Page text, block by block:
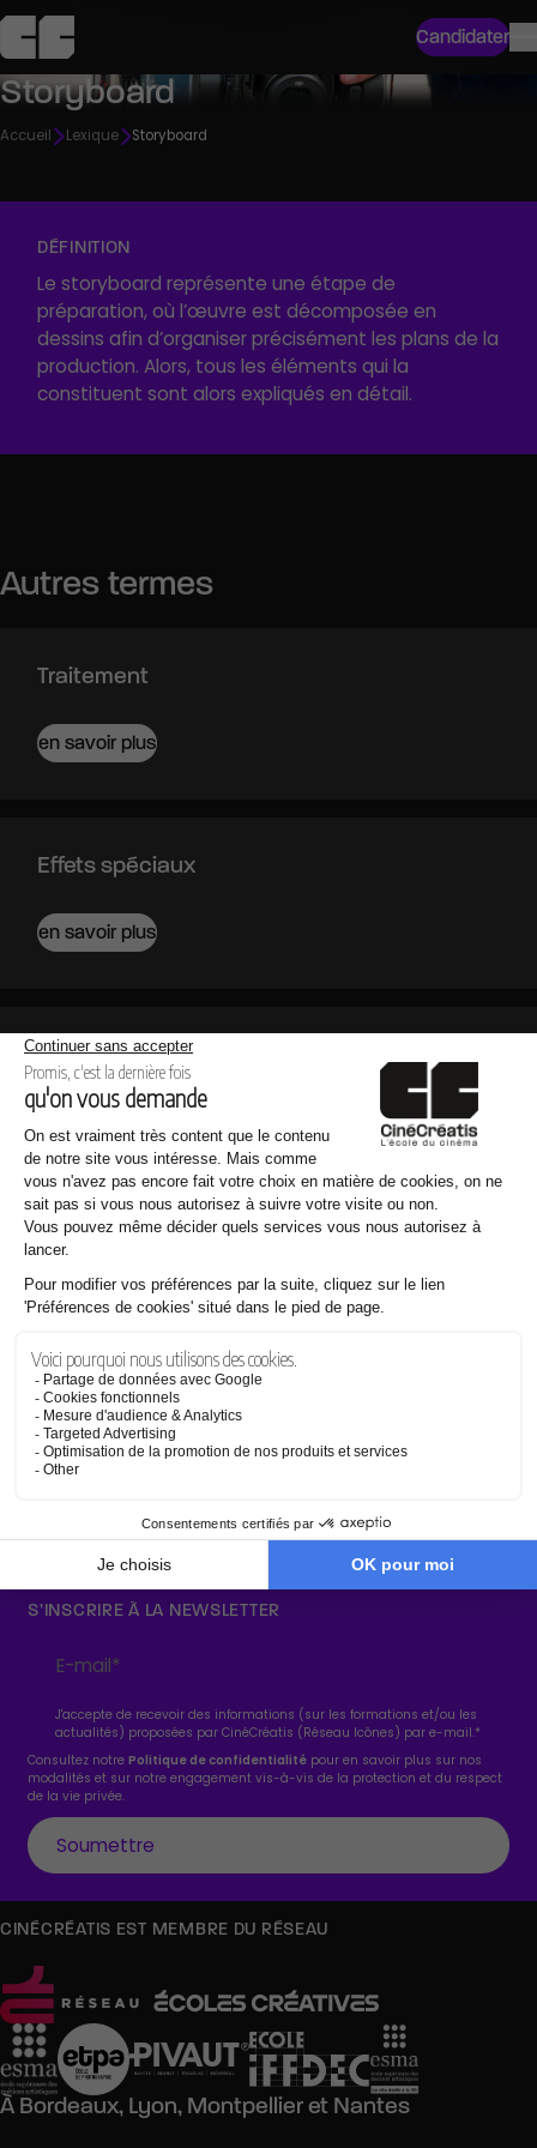
Candidater
Storyboard
Accueil Lexique Storyboard
DÉFINITION
Le storyboard représente une étape de
préparation, où l’œuvre est décomposée en
dessins afin d’organiser précisément les plans de la
production. Alors, tous les éléments qui la
constituent sont alors expliqués en détail.
Autres termes
Traitement
en savoir plus
Effets spéciaux
en savoir plus
Dépassement
Angle de prise de vue
en savoir plus
Établissement d'enseignement supérieur technique privé
Français
S’INSCRIRE À LA NEWSLETTER
J'accepte de recevoir des informations (sur les formations et/ou les
actualités) proposées par CinéCréatis (Réseau Icônes) par e-mail.*
Consultez notrePolitique de confidentialité pour en savoir plus sur nos
modalités et sur notre engagement vis-à-vis de la protection et du respect
de la vie privée.
CINÉCRÉATIS EST MEMBRE DU RÉSEAU
À Bordeaux, Lyon, Montpellieret Nantes